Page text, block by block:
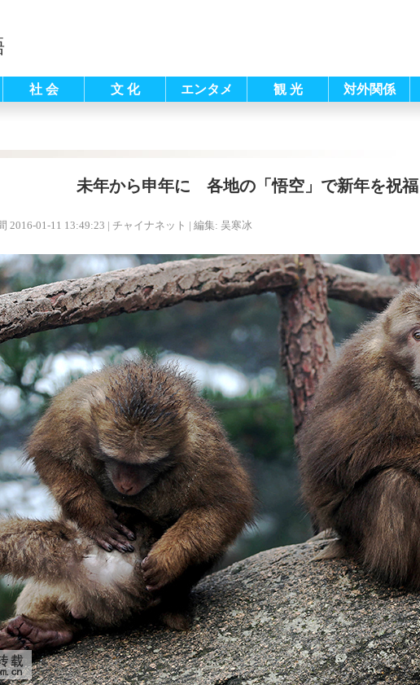
社 会 文 化 エンタメ 観 光 対外関係
未年から申年に 各地の「悟空」で新年を祝福
2016-01-11 13:49:23 | チャイナネット | 編集: 吴寒冰